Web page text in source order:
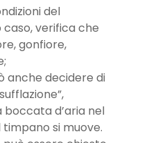
del
verifica che
gonfiore,
anche decidere di
d’aria nel
si muove.